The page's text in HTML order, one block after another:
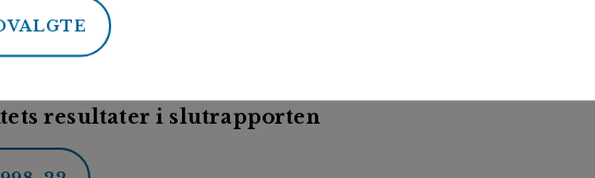
resultater i slutrapporten